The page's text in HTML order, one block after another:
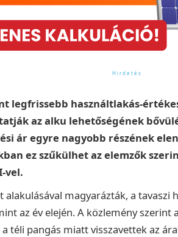
legfrissebb használtlakás-
az alku lehetőségének
ár egyre nagyobb részének
ez szűkülhet az elemzők
vel.
alakulásával magyarázták, a
az év elején. A közlemény szerint
téli pangás miatt visszavettek az